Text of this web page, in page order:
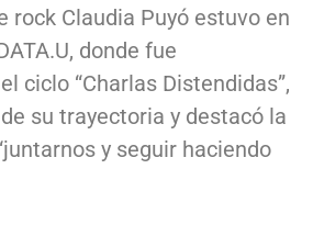
rock Claudia Puyó estuvo en
donde fue
ciclo “Charlas Distendidas”,
su trayectoria y destacó la
y seguir haciendo